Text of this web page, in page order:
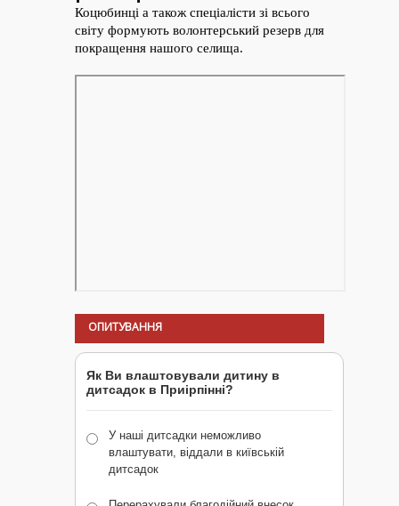
ОПИТУВАННЯ
Як Ви влаштовували дитину в
дитсадок в Приірпінні?
У наші дитсадки неможливо
влаштувати, віддали в київській
дитсадок